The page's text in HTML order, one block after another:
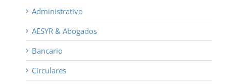
Administrativo
AESYR & Abogados
Bancario
Circulares